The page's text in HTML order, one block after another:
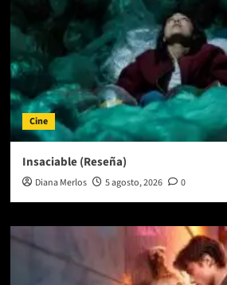
Cine
Insaciable (Reseña)
Diana Merlos 5 agosto, 2026 0